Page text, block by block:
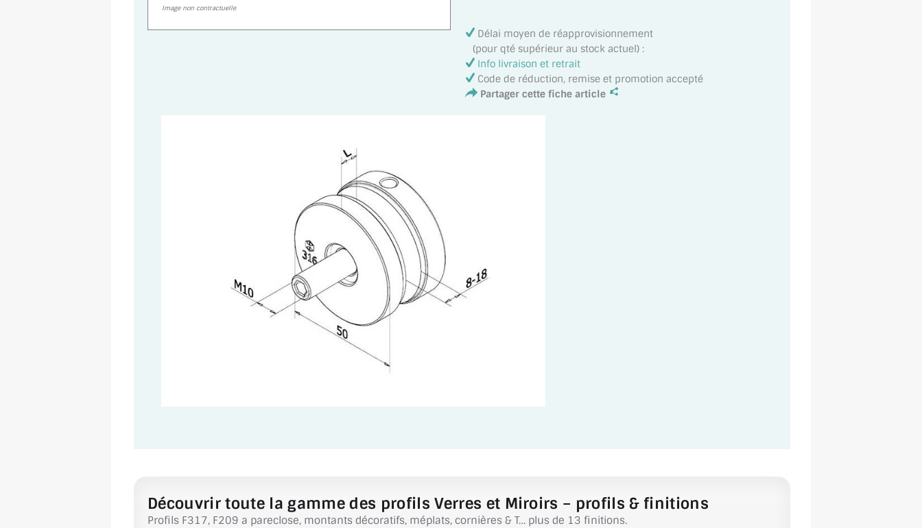
Image non contractuelle
Délai moyen de réapprovisionnement
(pour qté supérieur au stock actuel) :
Info livraison et retrait
Code de réduction, remise et promotion accepté
Partager cette fiche article
Découvrir toute la gamme des profils Verres et Miroirs – profils & finitions
Profils F317, F209 a pareclose, montants décoratifs, méplats, cornières & T… plus de 13 finitions.